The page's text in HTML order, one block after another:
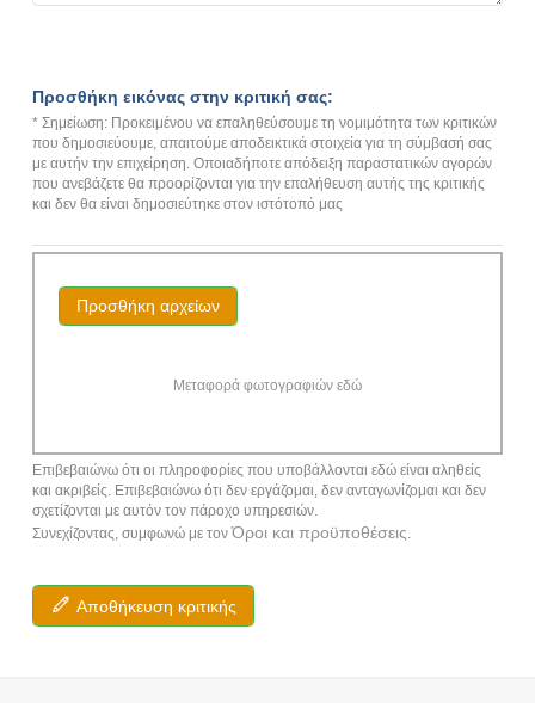
Προσθήκη εικόνας στην κριτική σας:
* Σημείωση: Προκειμένου να επαληθεύσουμε τη νομιμότητα των κριτικών
που δημοσιεύουμε, απαιτούμε αποδεικτικά στοιχεία για τη σύμβασή σας
με αυτήν την επιχείρηση. Οποιαδήποτε απόδειξη παραστατικών αγορών
που ανεβάζετε θα προορίζονται για την επαλήθευση αυτής της κριτικής
και δεν θα είναι δημοσιεύτηκε στον ιστότοπό μας
Προσθήκη αρχείων
Μεταφορά φωτογραφιών εδώ
Επιβεβαιώνω ότι οι πληροφορίες που υποβάλλονται εδώ είναι αληθείς
και ακριβείς. Επιβεβαιώνω ότι δεν εργάζομαι, δεν ανταγωνίζομαι και δεν
σχετίζονται με αυτόν τον πάροχο υπηρεσιών.
Συνεχίζοντας, συμφωνώ με τονΌροι και προϋποθέσεις.
Αποθήκευση κριτικής